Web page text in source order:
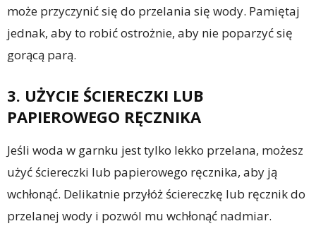
może przyczynić się do przelania się wody. Pamiętaj
jednak, aby to robić ostrożnie, aby nie poparzyć się
gorącą parą.
3. UŻYCIE ŚCIERECZKI LUB
PAPIEROWEGO RĘCZNIKA
Jeśli woda w garnku jest tylko lekko przelana, możesz
użyć ściereczki lub papierowego ręcznika, aby ją
wchłonąć. Delikatnie przyłóż ściereczkę lub ręcznik do
przelanej wody i pozwól mu wchłonąć nadmiar.